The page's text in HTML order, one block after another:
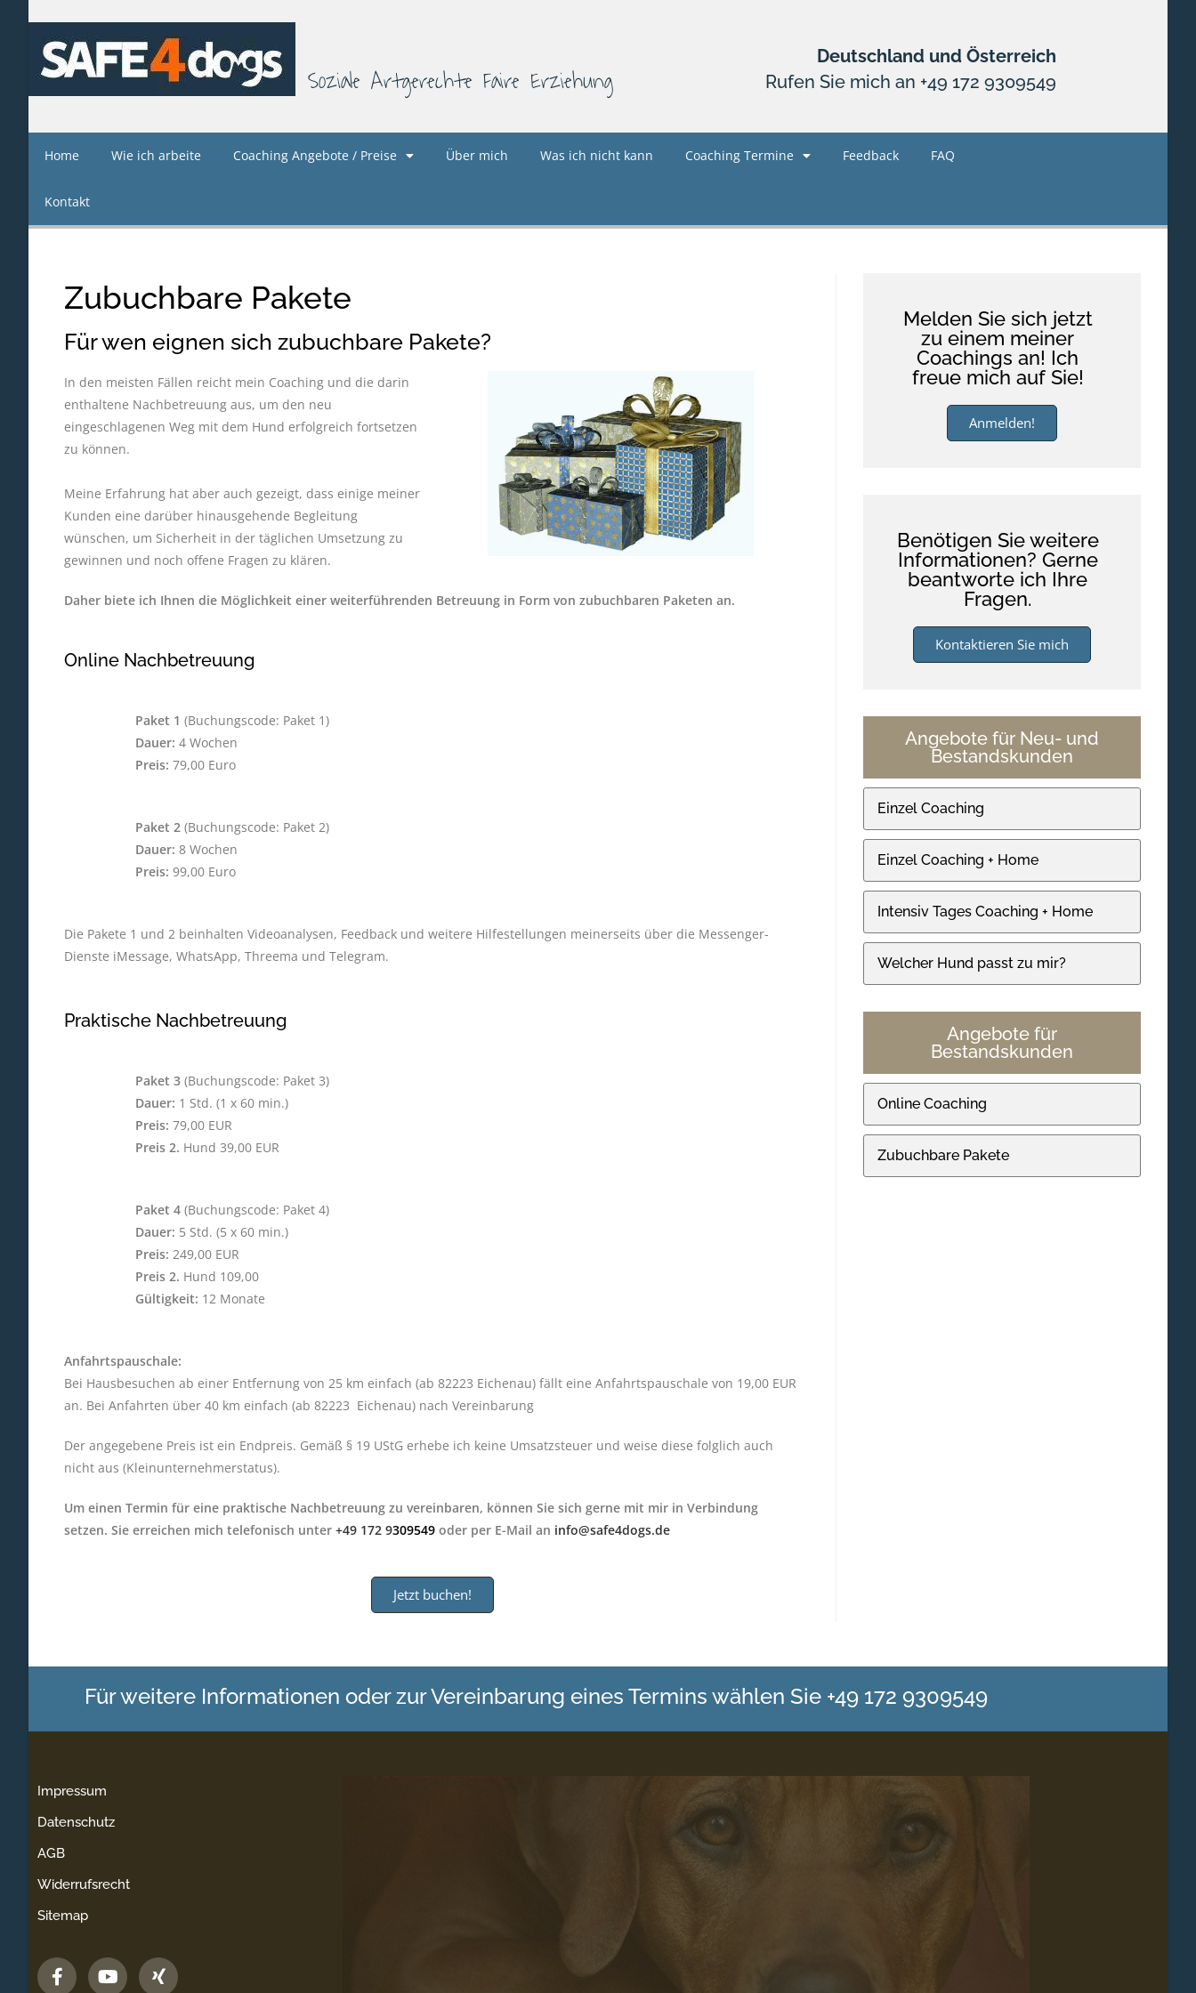
Soziale Artgerechte Faire Erziehung Rufen Sie mich an +49 172 9309549
Deutschland und Österreich
Home Wie ich arbeite Coaching Angebote / Preise Über mich Was ich nicht kann Coaching Termine Feedback FAQ
Kontakt
Zubuchbare Pakete
Für wen eignen sich zubuchbare Pakete?
In den meisten Fällen reicht mein Coaching und die darin
enthaltene Nachbetreuung aus, um den neu
eingeschlagenen Weg mit dem Hund erfolgreich fortsetzen
zu können.
Meine Erfahrung hat aber auch gezeigt, dass einige meiner
Kunden eine darüber hinausgehende Begleitung
wünschen, um Sicherheit in der täglichen Umsetzung zu
gewinnen und noch offene Fragen zu klären.
Daher biete ich Ihnen die Möglichkeit einer weiterführenden Betreuung in Form von zubuchbaren Paketen an.
Online Nachbetreuung
Paket 1 (Buchungscode: Paket 1)
Dauer: 4 Wochen
Preis: 79,00 Euro
Paket 2 (Buchungscode: Paket 2)
Dauer: 8 Wochen
Preis: 99,00 Euro
Die Pakete 1 und 2 beinhalten Videoanalysen, Feedback und weitere Hilfestellungen meinerseits über die Messenger-
Dienste iMessage, WhatsApp, Threema und Telegram.
Praktische Nachbetreuung
Paket 3 (Buchungscode: Paket 3)
Dauer: 1 Std. (1 x 60 min.)
Preis: 79,00 EUR
Preis 2. Hund 39,00 EUR
Paket 4 (Buchungscode: Paket 4)
Dauer: 5 Std. (5 x 60 min.)
Preis: 249,00 EUR
Preis 2. Hund 109,00
Gültigkeit: 12 Monate
Anfahrtspauschale:
Bei Hausbesuchen ab einer Entfernung von 25 km einfach (ab 82223 Eichenau) fällt eine Anfahrtspauschale von 19,00 EUR
an. Bei Anfahrten über 40 km einfach (ab 82223 Eichenau) nach Vereinbarung
Der angegebene Preis ist ein Endpreis. Gemäß § 19 UStG erhebe ich keine Umsatzsteuer und weise diese folglich auch
nicht aus (Kleinunternehmerstatus).
Um einen Termin für eine praktische Nachbetreuung zu vereinbaren, können Sie sich gerne mit mir in Verbindung
setzen. Sie erreichen mich telefonisch unter +49 172 9309549 oder per E-Mail an info@safe4dogs.de
Jetzt buchen!
Melden Sie sich jetzt
zu einem meiner
Coachings an! Ich
freue mich auf Sie!
Anmelden!
Benötigen Sie weitere
Informationen? Gerne
beantworte ich Ihre
Fragen.
Kontaktieren Sie mich
Angebote für Neu- und
Bestandskunden
Einzel Coaching
Einzel Coaching + Home
Intensiv Tages Coaching + Home
Welcher Hund passt zu mir?
Angebote für
Bestandskunden
Online Coaching
Zubuchbare Pakete
Für weitere Informationen oder zur Vereinbarung eines Termins wählen Sie +49 172 9309549
Impressum
Datenschutz
AGB
Widerrufsrecht
Sitemap